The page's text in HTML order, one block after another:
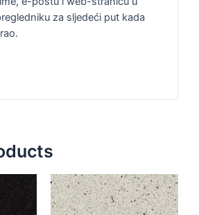
za sljedeći put kada